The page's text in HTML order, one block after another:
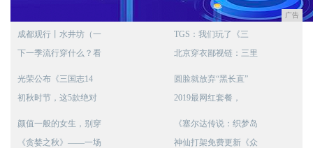
广告
成都观行丨水井坊（一
下一季流行穿什么？看
TGS：我们玩了《三
北京穿衣鄙视链：三里
光荣公布《三国志14
初秋时节，这5款绝对
圆脸就放弃“黑长直”
2019最网红套餐，
颜值一般的女生，别穿
《贪婪之秋》——一场
《塞尔达传说：织梦岛
神仙打架免费更新《众